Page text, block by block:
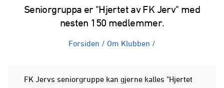
Seniorgruppa er "Hjertet av FK Jerv" med
nesten 150 medlemmer.
Forsiden / Om Klubben /
FK Jervs seniorgruppe kan gjerne kalles "Hjertet